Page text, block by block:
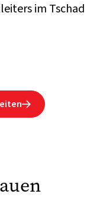
im Tschad
